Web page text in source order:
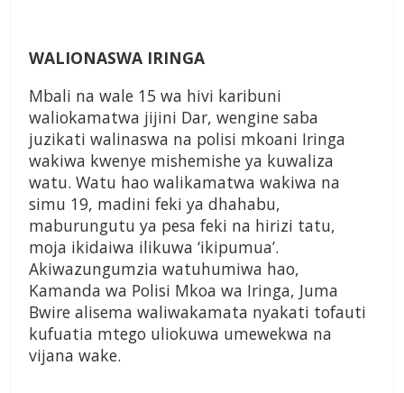
WALIONASWA IRINGA
Mbali na wale 15 wa hivi karibuni
waliokamatwa jijini Dar, wengine saba
juzikati walinaswa na polisi mkoani Iringa
wakiwa kwenye mishemishe ya kuwaliza
watu. Watu hao walikamatwa wakiwa na
simu 19, madini feki ya dhahabu,
maburungutu ya pesa feki na hirizi tatu,
moja ikidaiwa ilikuwa ‘ikipumua’.
Akiwazungumzia watuhumiwa hao,
Kamanda wa Polisi Mkoa wa Iringa, Juma
Bwire alisema waliwakamata nyakati tofauti
kufuatia mtego uliokuwa umewekwa na
vijana wake.